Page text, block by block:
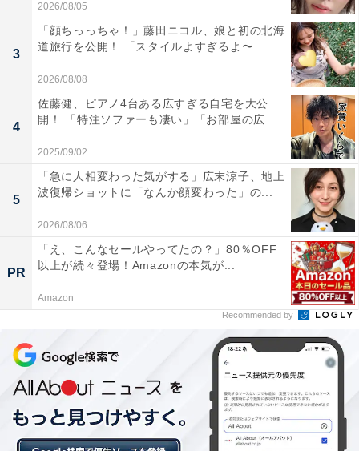
2026/08/05
3
「顔ちっっちゃ！」藤田ニコル、娘と初の北海
道旅行を公開！ 「スタイルよすぎるよ〜...
2026/08/08
4
佐藤健、ピアノ4台ある広すぎる自宅を大公
開！ 「特注ソファーも凄い」「お部屋の広...
2025/09/02
5
「急に人相変わった気がする」広末涼子、地上
波復帰ショットに「なんか顔変わった」の...
2026/08/06
PR
「え、こんなセールやってたの？」80％OFF
以上が続々登場！Amazonの本気が...
Amazon
Recommended by